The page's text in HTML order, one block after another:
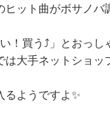
ヒット曲がボサノバ
！買う⤴️」とおっ
は大手ネットショッ
るようですよ✨